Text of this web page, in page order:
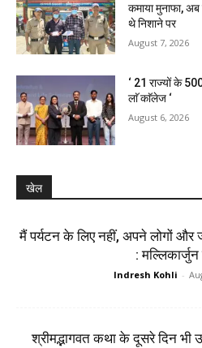
कमाया मुनाफा,
थे निशाने पर
August 7, 2026
‘ 21 राज्यों के
लाॅ काॅलेज ‘
August 6, 2026
खेल
मैं पर्यटन के लिए नहीं, अपने लोगों और
:
Indresh Kohli -
श्रीमद्भागवत कथा के दूसरे दिन